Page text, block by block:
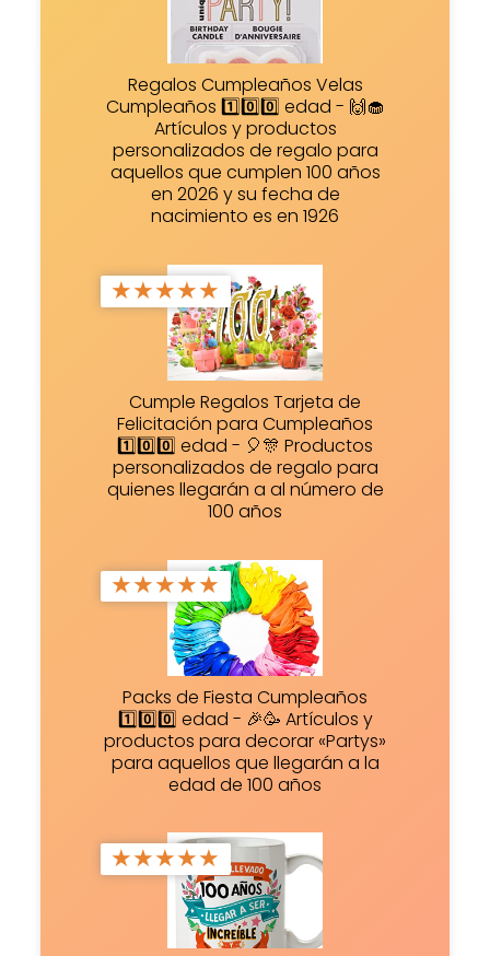
Regalos Cumpleaños Velas
Cumpleaños 1️⃣0️⃣0️⃣ edad - 🙌🧁
Artículos y productos
personalizados de regalo para
aquellos que cumplen 100 años
en 2026 y su fecha de
nacimiento es en 1926
★★★★★
Cumple Regalos Tarjeta de
Felicitación para Cumpleaños
1️⃣0️⃣0️⃣ edad - 🎈🎊 Productos
personalizados de regalo para
quienes llegarán a al número de
100 años
★★★★★
Packs de Fiesta Cumpleaños
1️⃣0️⃣0️⃣ edad - 🎉🥳 Artículos y
productos para decorar «Partys»
para aquellos que llegarán a la
edad de 100 años
★★★★★